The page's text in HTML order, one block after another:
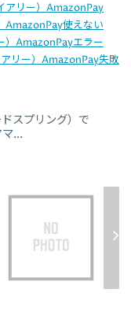
アリー）AmazonPay
AmazonPay使えない
）AmazonPayエラー
リー）AmazonPay失敗
スプリング）で
...